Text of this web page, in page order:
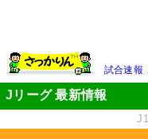
試合速報
Jリーグ 最新情報
J1